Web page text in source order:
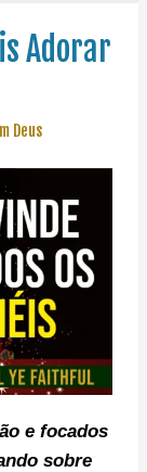
Adorar
Deus
e focados
sobre